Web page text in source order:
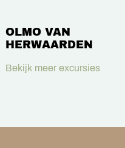
OLMO VAN
HERWAARDEN
Bekijk meer excursies